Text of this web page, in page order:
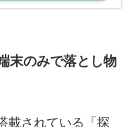
末のみで落とし物
載されている「探